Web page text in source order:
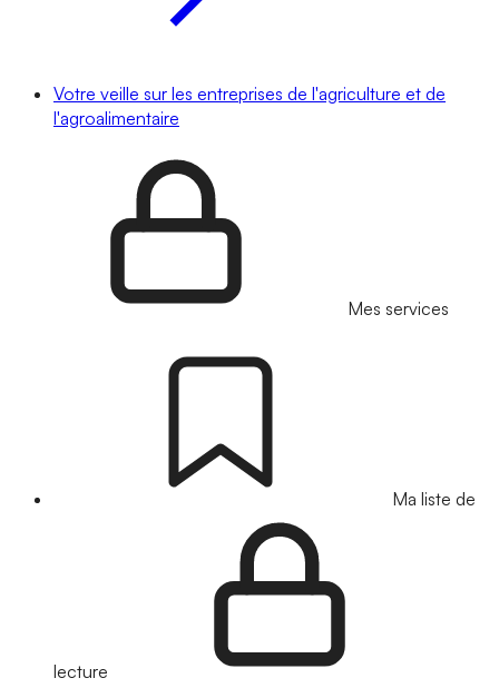
Votre veille sur les entreprises de l'agriculture et de
l'agroalimentaire
Mes services
Ma liste de
lecture